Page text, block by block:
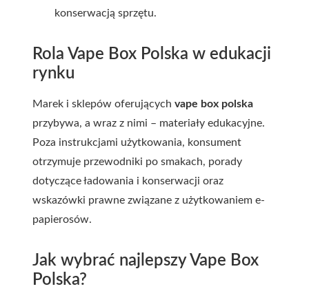
konserwacją sprzętu.
Rola Vape Box Polska w edukacji
rynku
Marek i sklepów oferujących vape box polska
przybywa, a wraz z nimi – materiały edukacyjne.
Poza instrukcjami użytkowania, konsument
otrzymuje przewodniki po smakach, porady
dotyczące ładowania i konserwacji oraz
wskazówki prawne związane z użytkowaniem e-
papierosów.
Jak wybrać najlepszy Vape Box
Polska?